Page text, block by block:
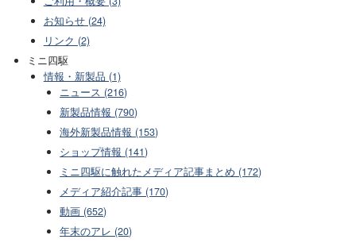
お知らせ (24)
リンク (2)
ミニ四駆
情報・新製品 (1)
ニュース (216)
新製品情報 (790)
海外新製品情報 (153)
ショップ情報 (141)
ミニ四駆に触れたメディア記事まとめ (172)
メディア紹介記事 (170)
動画 (652)
年末のアレ (20)